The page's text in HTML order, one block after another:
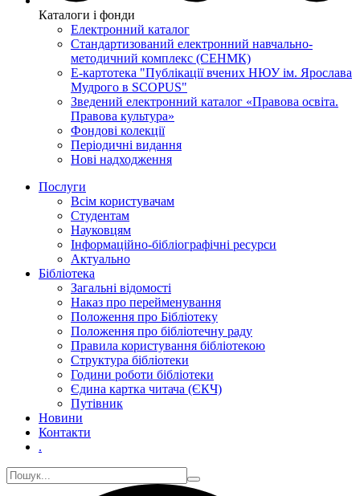
Каталоги і фонди
Електронний каталог
Стандартизований електронний навчально-
методичний комплекс (СЕНМК)
Е-картотека "Публікації вчених НЮУ ім. Ярослава
Мудрого в SCOPUS"
Зведений електронний каталог «Правова освіта.
Правова культура»
Фондові колекції
Періодичні видання
Нові надходження
Послуги
Всім користувачам
Студентам
Науковцям
Інформаційно-бібліографічні ресурси
Актуально
Бібліотека
Загальні відомості
Наказ про перейменування
Положення про Бібліотеку
Положення про бібліотечну раду
Правила користування бібліотекою
Структура бібліотеки
Години роботи бібліотеки
Єдина картка читача (ЄКЧ)
Путівник
Новини
Контакти
.